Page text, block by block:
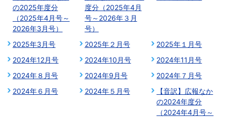
の2025年度分
（2025年4月号～
2026年3月号）
度分（2025年4月
号～2026年３月
号）
2025年3月号 2025年２月号
2025年１月号
2024年12月号
2024年10月号
2024年11月号
2024年８月号
2024年9月号
2024年７月号
2024年６月号
2024年５月号
【音訳】広報なか
の2024年度分
（2024年4月号～